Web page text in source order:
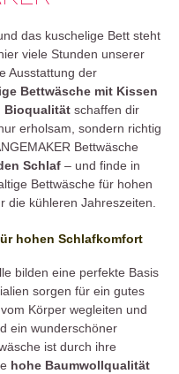
das kuschelige Bett steht
viele Stunden unserer
Ausstattung der
Bettwäsche mit Kissen
Bioqualität schaffen dir
erholsam, sondern richtig
Bettwäsche
Schlaf – und finde in
Bettwäsche für hohen
die kühleren Jahreszeiten.
hohen Schlafkomfort
bilden eine perfekte Basis
sorgen für ein gutes
Körper wegleiten und
ein wunderschöner
ist durch ihre
hohe Baumwollqualität